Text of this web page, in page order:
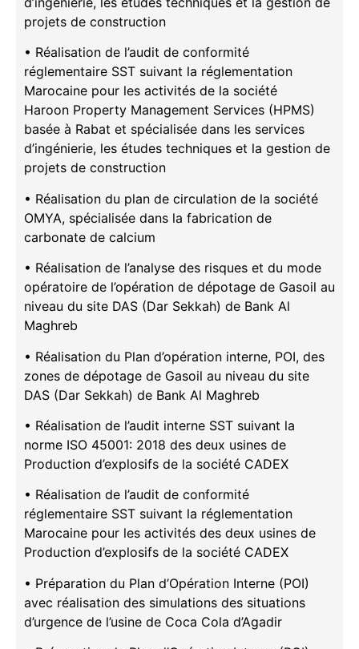
projets de construction
• Réalisation de l’audit de conformité
réglementaire SST suivant la réglementation
Marocaine pour les activités de la société
Haroon Property Management Services (HPMS)
basée à Rabat et spécialisée dans les services
d’ingénierie, les études techniques et la gestion de
projets de construction
• Réalisation du plan de circulation de la société
OMYA, spécialisée dans la fabrication de
carbonate de calcium
• Réalisation de l’analyse des risques et du mode
opératoire de l’opération de dépotage de Gasoil au
niveau du site DAS (Dar Sekkah) de Bank Al
Maghreb
• Réalisation du Plan d’opération interne, POI, des
zones de dépotage de Gasoil au niveau du site
DAS (Dar Sekkah) de Bank Al Maghreb
• Réalisation de l’audit interne SST suivant la
norme ISO 45001: 2018 des deux usines de
Production d’explosifs de la société CADEX
• Réalisation de l’audit de conformité
réglementaire SST suivant la réglementation
Marocaine pour les activités des deux usines de
Production d’explosifs de la société CADEX
• Préparation du Plan d’Opération Interne (POI)
avec réalisation des simulations des situations
d’urgence de l’usine de Coca Cola d’Agadir